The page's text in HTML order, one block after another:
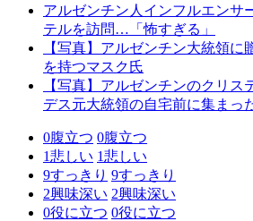
アルゼンチン人インフルエンサ
テルを訪問…「怖すぎる」
【写真】アルゼンチン大統領に
を持つマスク氏
【写真】アルゼンチンのクリス
デス元大統領の自宅前に集まっ
0腹立つ 0腹立つ
1悲しい 1悲しい
9すっきり 9すっきり
2興味深い 2興味深い
0役に立つ 0役に立つ